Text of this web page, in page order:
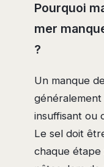
Pourquoi
mer
?
Un manque
généralement
insuffisant ou
Le sel doit
chaque étape